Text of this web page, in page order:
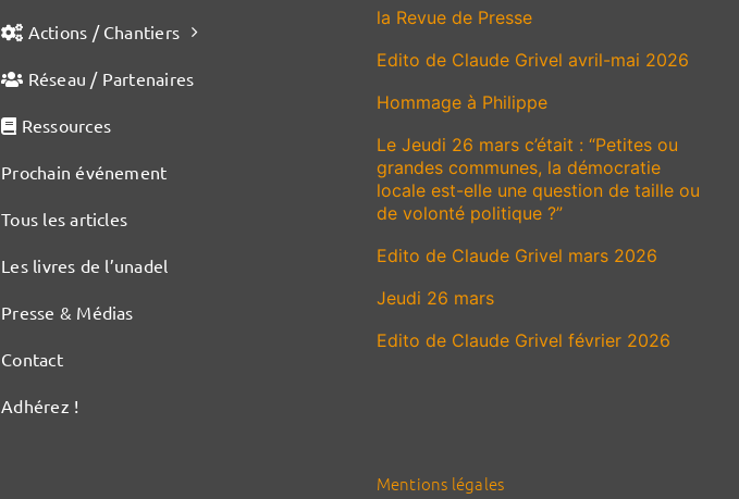
Actions / Chantiers
Réseau / Partenaires
Ressources
Prochain événement
Tous les articles
Les livres de l’unadel
Presse & Médias
Contact
Adhérez !
la Revue de Presse
Edito de Claude Grivel avril-mai 2026
Hommage à Philippe
Le Jeudi 26 mars c’était : “Petites ou
grandes communes, la démocratie
locale est-elle une question de taille ou
de volonté politique ?”
Edito de Claude Grivel mars 2026
Jeudi 26 mars
Edito de Claude Grivel février 2026
Mentions légales